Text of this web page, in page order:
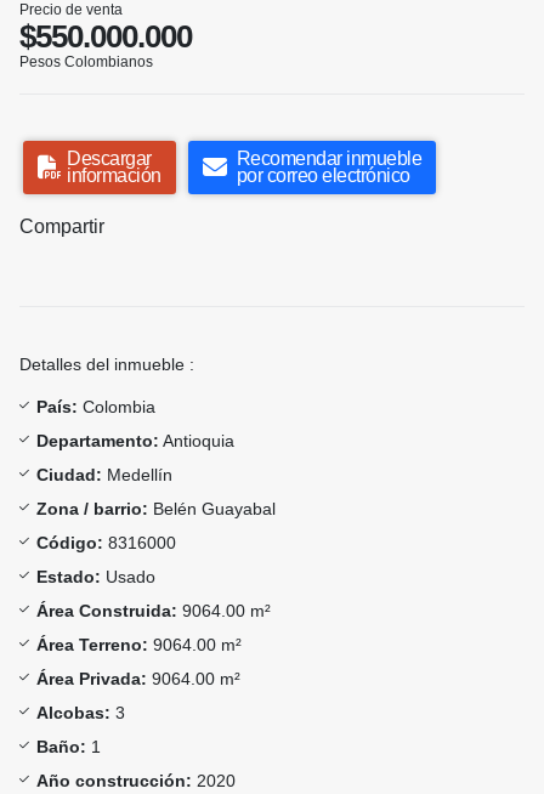
Precio de venta
$550.000.000
Pesos Colombianos
Descargar
información
Recomendar inmueble
por correo electrónico
Compartir
Detalles del inmueble :
País: Colombia
Departamento: Antioquia
Ciudad: Medellín
Zona / barrio: Belén Guayabal
Código: 8316000
Estado: Usado
Área Construida: 9064.00 m²
Área Terreno: 9064.00 m²
Área Privada: 9064.00 m²
Alcobas: 3
Baño: 1
Año construcción: 2020